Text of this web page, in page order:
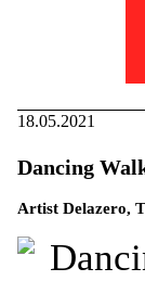
18.05.2021
Dancing
Artist Delazero,